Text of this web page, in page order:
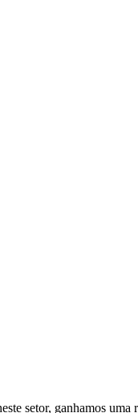
setor, ganhamos